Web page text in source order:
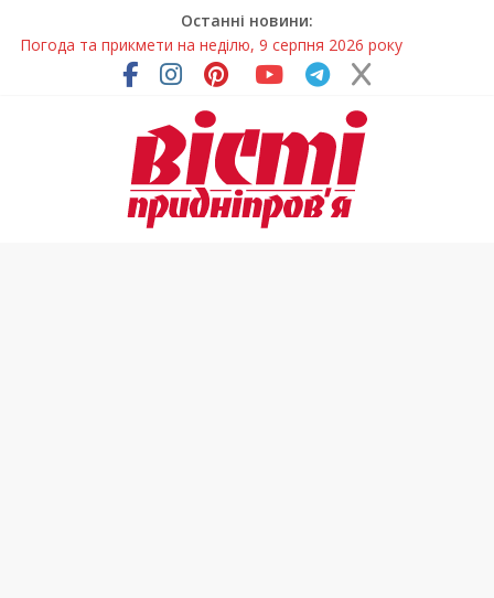
Останні новини:
Говорити про воду без паніки: чому важлива правильна
Лікар – на екрані: Як працюють телемедичні центри на
У Дніпрі триває масштабна підготовка до опалювального
Пошуки тривають: на Дніпропетровщині досліджують місце
розташування легендарного монастиря (Фото)